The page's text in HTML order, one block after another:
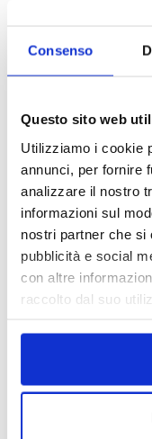
Consenso
Questo sito web
Utilizziamo i cookie
annunci, per fornire
analizzare il nostro
informazioni sul
nostri partner che si
pubblicità e social
con altre
raccolto dal suo